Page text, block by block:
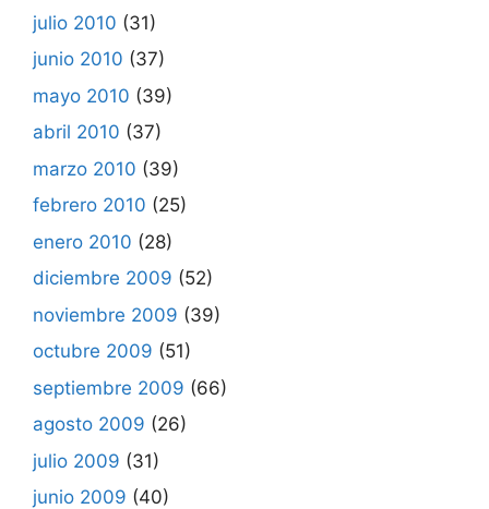
julio 2010 (31)
junio 2010 (37)
mayo 2010 (39)
abril 2010 (37)
marzo 2010 (39)
febrero 2010 (25)
enero 2010 (28)
diciembre 2009 (52)
noviembre 2009 (39)
octubre 2009 (51)
septiembre 2009 (66)
agosto 2009 (26)
julio 2009 (31)
junio 2009 (40)